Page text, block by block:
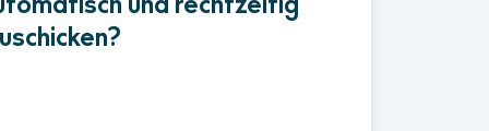
und rechtzeitig